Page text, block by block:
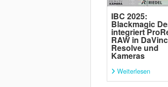
IBC 2025:
Blackmagic
integriert
RAW in
Resolve und
Kameras
Weiterlesen